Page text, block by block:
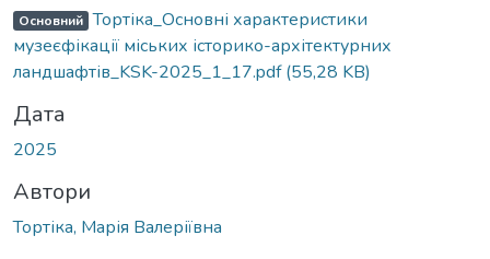
Основний Тортіка_Основні характеристики
музеєфікації міських історико-архітектурних
ландшафтів_KSK-2025_1_17.pdf(55,28 KB)
Дата
2025
Автори
Тортіка, Марія Валеріївна